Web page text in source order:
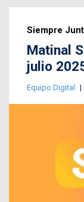
Siempre
Matinal
julio
Equipo Digital